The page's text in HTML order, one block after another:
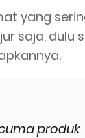
yang
saja, dulu
produk